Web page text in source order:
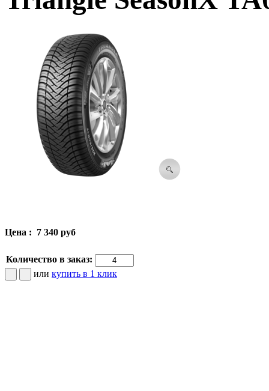
Цена : 7 340 руб
Количество в заказ:
или купить в 1 клик